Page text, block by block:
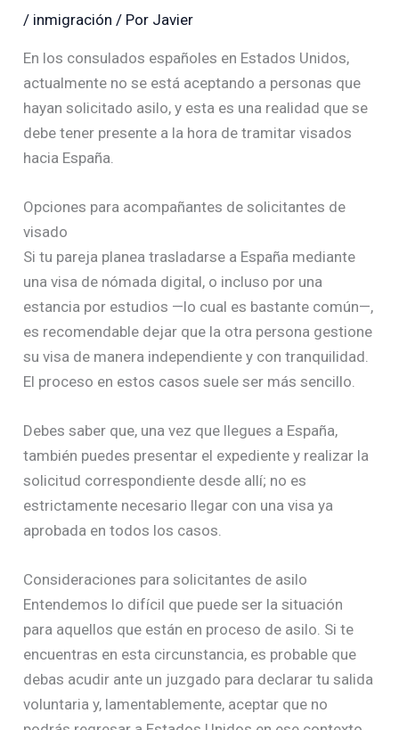
/ inmigración / Por Javier
En los consulados españoles en Estados Unidos,
actualmente no se está aceptando a personas que
hayan solicitado asilo, y esta es una realidad que se
debe tener presente a la hora de tramitar visados
hacia España.
Opciones para acompañantes de solicitantes de
visado
Si tu pareja planea trasladarse a España mediante
una visa de nómada digital, o incluso por una
estancia por estudios —lo cual es bastante común—,
es recomendable dejar que la otra persona gestione
su visa de manera independiente y con tranquilidad.
El proceso en estos casos suele ser más sencillo.
Debes saber que, una vez que llegues a España,
también puedes presentar el expediente y realizar la
solicitud correspondiente desde allí; no es
estrictamente necesario llegar con una visa ya
aprobada en todos los casos.
Consideraciones para solicitantes de asilo
Entendemos lo difícil que puede ser la situación
para aquellos que están en proceso de asilo. Si te
encuentras en esta circunstancia, es probable que
debas acudir ante un juzgado para declarar tu salida
voluntaria y, lamentablemente, aceptar que no